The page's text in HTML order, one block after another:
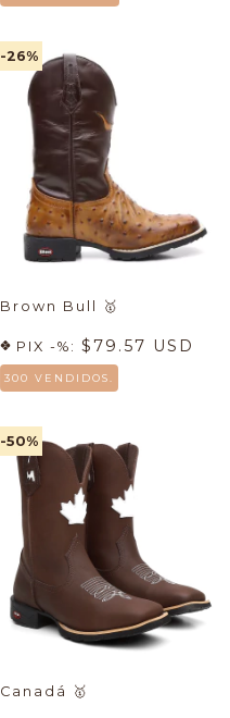
-26%
Brown Bull 🥇
PIX -%: $79.57 USD
300 VENDIDOS.
-50%
Canadá 🥇